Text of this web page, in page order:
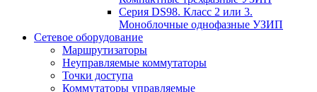
Серия DS98. Класс 2 или 3.
Моноблочные однофазные УЗИП
Сетевое оборудование
Маршрутизаторы
Неуправляемые коммутаторы
Точки доступа
Коммутаторы управляемые